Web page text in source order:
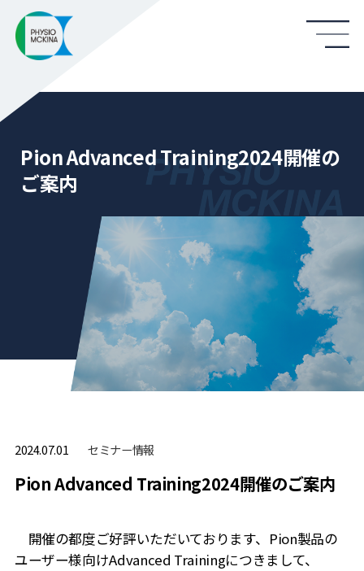
Pion Advanced Training2024開催の
ご案内
2024.07.01 セミナー情報
Pion Advanced Training2024開催のご案内
開催の都度ご好評いただいております、Pion製品の
ユーザー様向けAdvanced Trainingにつきまして、